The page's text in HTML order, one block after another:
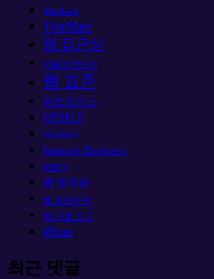
MacBook
TextMate
웹 접근성
어플리케이션
웹 표준
워드프레스
HTML5
Windows
Internet Explorer
PHP 5
웹 최적화
웹 브라우저
웹 개발 도구
iPhone
최근 댓글